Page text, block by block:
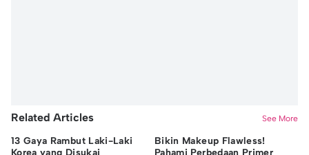
Related Articles See More
13 Gaya Rambut Laki-Laki
Korea yang Disukai
Bikin Makeup Flawless!
Pahami Perbedaan Primer